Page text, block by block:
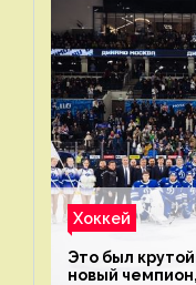
Хоккей
Это был
новый